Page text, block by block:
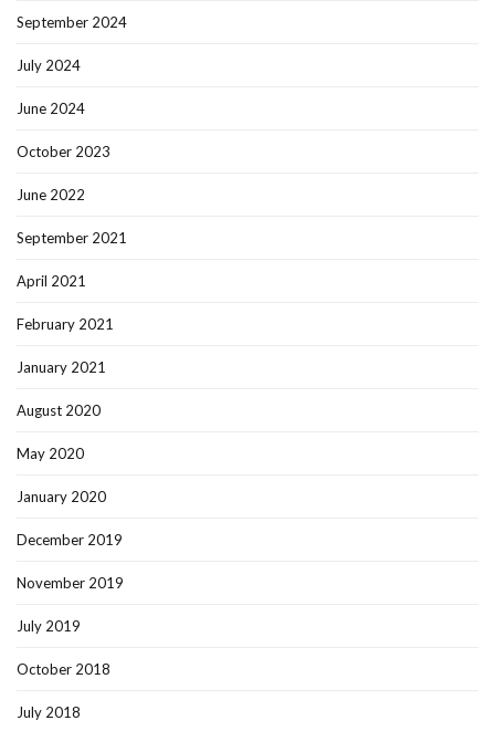
September 2024
July 2024
June 2024
October 2023
June 2022
September 2021
April 2021
February 2021
January 2021
August 2020
May 2020
January 2020
December 2019
November 2019
July 2019
October 2018
July 2018